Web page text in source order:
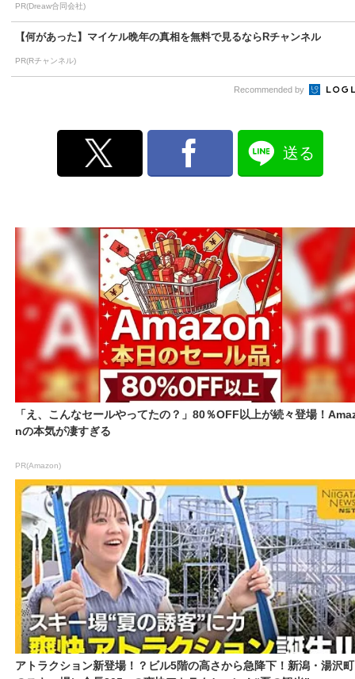
PR(Dreaw合同会社)
【何があった】マイケル晩年の真相を無料で見るならRチャンネル
PR(Rチャンネル)
Recommended by
送る
「え、こんなセールやってたの？」80％OFF以上が続々登場！
nの本気が凄すぎる
PR(Amazon)
アトラクション新登場！？ビル5階の高さから急降下！新潟・湯沢町